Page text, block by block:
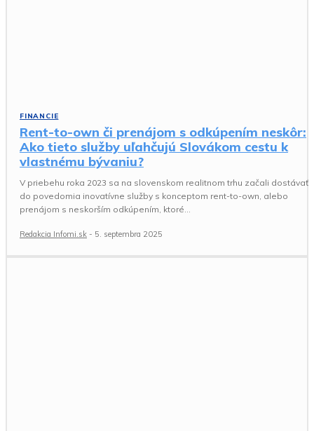
FINANCIE
Rent-to-own či prenájom s odkúpením neskôr:
Ako tieto služby uľahčujú Slovákom cestu k
vlastnému bývaniu?
V priebehu roka 2023 sa na slovenskom realitnom trhu začali dostávať
do povedomia inovatívne služby s konceptom rent-to-own, alebo
prenájom s neskorším odkúpením, ktoré...
Redakcia Infomi.sk - 5. septembra 2025